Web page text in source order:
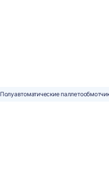
Полуавтоматические